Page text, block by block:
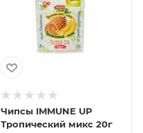
Чипсы IMMUNE UP
Тропический микс 20г